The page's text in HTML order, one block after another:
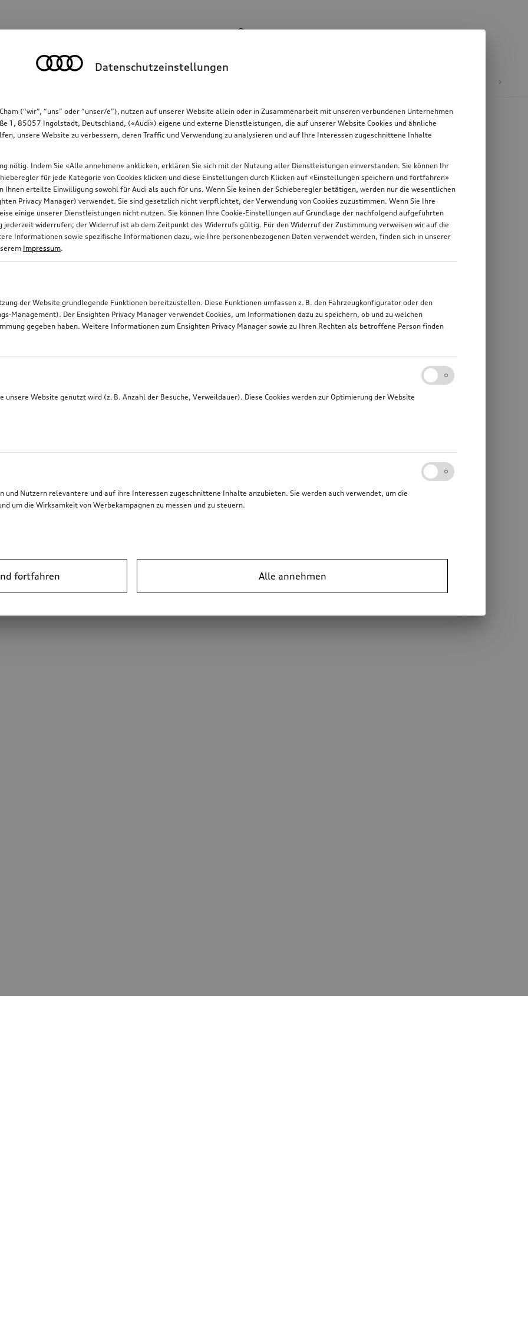
Suchbegriff
Datenschutzeinstellungen
(“wir”, “uns” oder “unser/e”), nutzen auf unserer Website allein oder in Zusammenarbeit mit unseren verbundenen Unternehmen
1, 85057 Ingolstadt, Deutschland, («Audi») eigene und externe Dienstleistungen, die auf unserer Website Cookies und ähnliche
unsere Website zu verbessern, deren Traffic und Verwendung zu analysieren und auf Ihre Interessen zugeschnittene Inhalte
nötig. Indem Sie «Alle annehmen» anklicken, erklären Sie sich mit der Nutzung aller Dienstleistungen einverstanden. Sie können Ihr
für jede Kategorie von Cookies klicken und diese Einstellungen durch Klicken auf «Einstellungen speichern und fortfahren»
Ihnen erteilte Einwilligung sowohl für Audi als auch für uns. Wenn Sie keinen der Schieberegler betätigen, werden nur die wesentlichen
Privacy Manager) verwendet. Sie sind gesetzlich nicht verpflichtet, der Verwendung von Cookies zuzustimmen. Wenn Sie Ihre
einige unserer Dienstleistungen nicht nutzen. Sie können Ihre Cookie-Einstellungen auf Grundlage der nachfolgend aufgeführten
jederzeit widerrufen; der Widerruf ist ab dem Zeitpunkt des Widerrufs gültig. Für den Widerruf der Zustimmung verweisen wir auf die
Informationen sowie spezifische Informationen dazu, wie Ihre personenbezogenen Daten verwendet werden, finden sich in unserer
Impressum.
der Website grundlegende Funktionen bereitzustellen. Diese Funktionen umfassen z. B. den Fahrzeugkonfigurator oder den
Management). Der Ensighten Privacy Manager verwendet Cookies, um Informationen dazu zu speichern, ob und zu welchen
gegeben haben. Weitere Informationen zum Ensighten Privacy Manager sowie zu Ihren Rechten als betroffene Person finden
Website genutzt wird (z. B. Anzahl der Besuche, Verweildauer). Diese Cookies werden zur Optimierung der Website
und Nutzern relevantere und auf ihre Interessen zugeschnittene Inhalte anzubieten. Sie werden auch verwendet, um die
um die Wirksamkeit von Werbekampagnen zu messen und zu steuern.
Alle annehmen
fortfahren